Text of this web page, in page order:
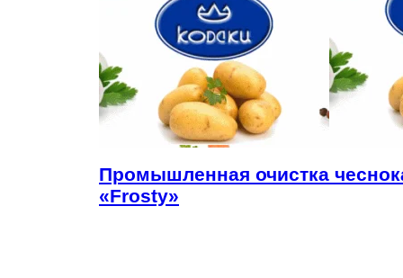
Промышленная очистка
«Frosty»